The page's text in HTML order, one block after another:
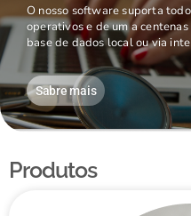
O nosso software suporta
operativos e de um a
base de dados local ou via
Sabre mais
Produtos